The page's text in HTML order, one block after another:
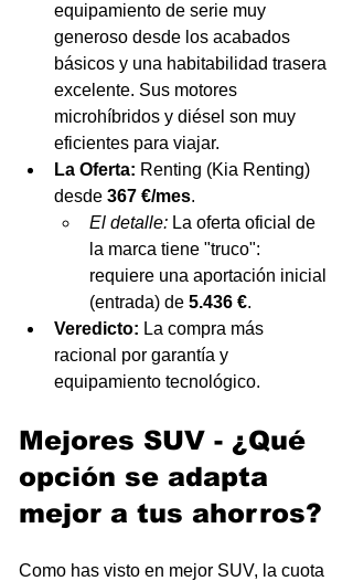
equipamiento de serie muy
generoso desde los acabados
básicos y una habitabilidad trasera
excelente. Sus motores
microhíbridos y diésel son muy
eficientes para viajar.
La Oferta: Renting (Kia Renting)
desde 367 €/mes.
El detalle: La oferta oficial de
la marca tiene "truco":
requiere una aportación inicial
(entrada) de 5.436 €.
Veredicto: La compra más
racional por garantía y
equipamiento tecnológico.
Mejores SUV - ¿Qué
opción se adapta
mejor a tus ahorros?
Como has visto en mejor SUV, la cuota